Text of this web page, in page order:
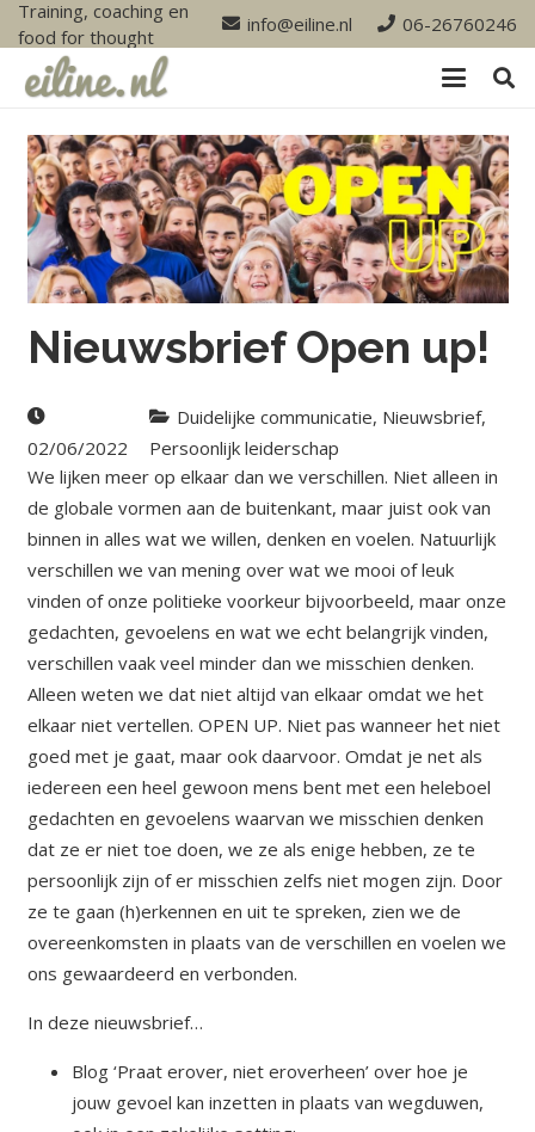
Training, coaching en
food for thought
info@eiline.nl 06-26760246
Nieuwsbrief Open up!
02/06/2022
Duidelijke communicatie, Nieuwsbrief,
Persoonlijk leiderschap
We lijken meer op elkaar dan we verschillen. Niet alleen in
de globale vormen aan de buitenkant, maar juist ook van
binnen in alles wat we willen, denken en voelen. Natuurlijk
verschillen we van mening over wat we mooi of leuk
vinden of onze politieke voorkeur bijvoorbeeld, maar onze
gedachten, gevoelens en wat we echt belangrijk vinden,
verschillen vaak veel minder dan we misschien denken.
Alleen weten we dat niet altijd van elkaar omdat we het
elkaar niet vertellen. OPEN UP. Niet pas wanneer het niet
goed met je gaat, maar ook daarvoor. Omdat je net als
iedereen een heel gewoon mens bent met een heleboel
gedachten en gevoelens waarvan we misschien denken
dat ze er niet toe doen, we ze als enige hebben, ze te
persoonlijk zijn of er misschien zelfs niet mogen zijn. Door
ze te gaan (h)erkennen en uit te spreken, zien we de
overeenkomsten in plaats van de verschillen en voelen we
ons gewaardeerd en verbonden.
In deze nieuwsbrief…
Blog ‘Praat erover, niet eroverheen’ over hoe je
jouw gevoel kan inzetten in plaats van wegduwen,